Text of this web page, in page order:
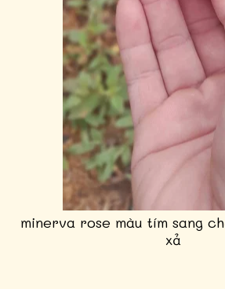
minerva rose màu tím sang
xả